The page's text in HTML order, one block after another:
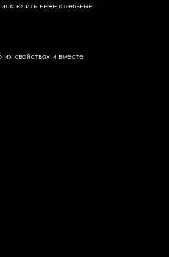
нежелательные
свойствах и вместе